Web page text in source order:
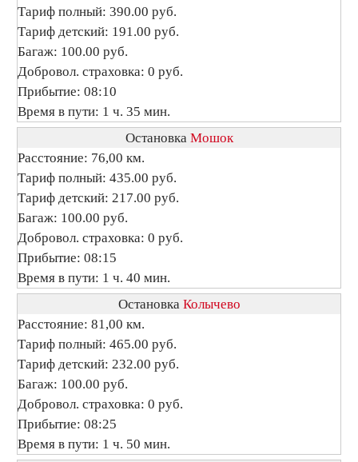
Тариф полный: 390.00 руб.
Тариф детский: 191.00 руб.
Багаж: 100.00 руб.
Добровол. страховка: 0 руб.
Прибытие: 08:10
Время в пути: 1 ч. 35 мин.
Остановка Мошок
Расстояние: 76,00 км.
Тариф полный: 435.00 руб.
Тариф детский: 217.00 руб.
Багаж: 100.00 руб.
Добровол. страховка: 0 руб.
Прибытие: 08:15
Время в пути: 1 ч. 40 мин.
Остановка Колычево
Расстояние: 81,00 км.
Тариф полный: 465.00 руб.
Тариф детский: 232.00 руб.
Багаж: 100.00 руб.
Добровол. страховка: 0 руб.
Прибытие: 08:25
Время в пути: 1 ч. 50 мин.